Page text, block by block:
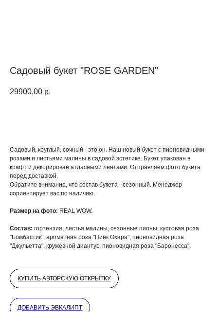
Садовый букет "ROSE GARDEN"
29900,00 р.
Садовый, круглый, сочный - это он. Наш новый букет с пионовидными
розами и листьями малины в садовой эстетике. Букет упакован в
крафт и декорирован атласными лентами. Отправляем фото букета
перед доставкой.
Обратите внимание, что состав букета - сезонный. Менеджер
сориентирует вас по наличию.
Размер на фото: REAL WOW.
Состав: гортензия, листья малины, сезонные пионы, кустовая роза
"Бомбастик", ароматная роза "Пинк Охара", пионовидная роза
"Джульетта", кружевной диантус, пионовидная роза "Баронесса".
КУПИТЬ АВТОРСКУЮ ОТКРЫТКУ
ДОБАВИТЬ ЭВКАЛИПТ